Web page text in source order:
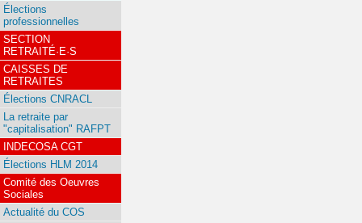
Élections
professionnelles
SECTION
RETRAITÉ·E·S
CAISSES DE
RETRAITES
Élections CNRACL
La retraite par
"capitalisation" RAFPT
INDECOSA CGT
Élections HLM 2014
Comité des Oeuvres
Sociales
Actualité du COS